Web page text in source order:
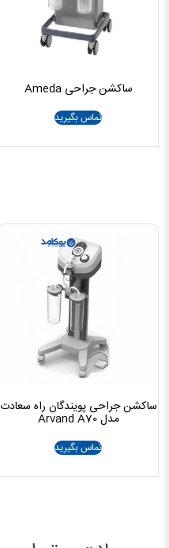
ساکشن جراحی Ameda
تماس بگیرید
ساکشن جراحی پویندگان راه سعادت
مدل Arvand A70
تماس بگیرید